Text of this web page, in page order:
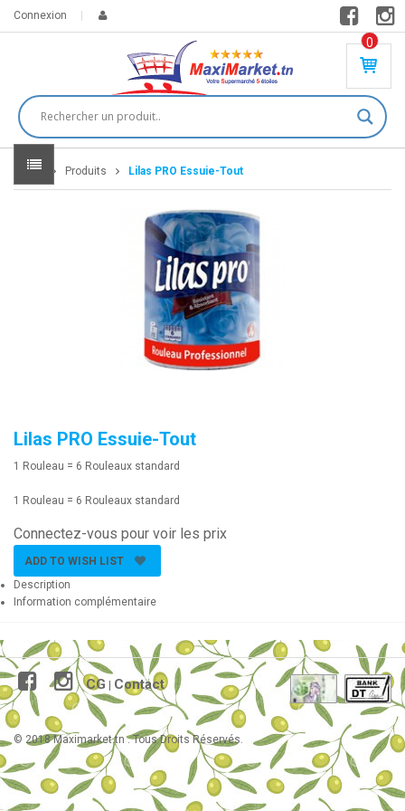
Connexion
0
PR
DU
IT(
S)
Home Produits Lilas PRO Essuie-Tout
Lilas PRO Essuie-Tout
1 Rouleau = 6 Rouleaux standard
1 Rouleau = 6 Rouleaux standard
Connectez-vous pour voir les prix
ADD TO WISH LIST
Description
Information complémentaire
CG Contact
© 2018 Maximarket.tn . Tous Droits Réservés.